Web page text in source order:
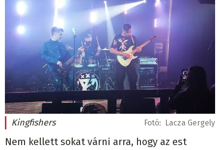
Kingfishers Fotó: Lacza Gergely
Nem kellett sokat várni arra, hogy az est